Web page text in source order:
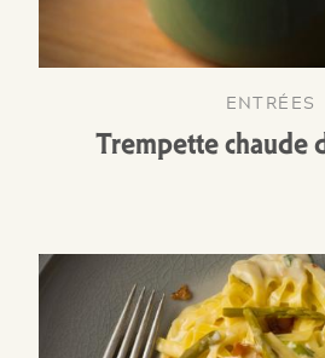
ENTRÉES
Trempette chaude